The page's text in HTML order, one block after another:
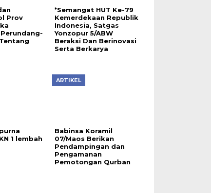
Prov
*Semangat HUT Ke-79
Kemerdekaan Republik
Indonesia, Satgas
Yonzopur 5/ABW
Beraksi Dan Berinovasi
Serta Berkarya
1 lembah
ARTIKEL
Babinsa Koramil
07/Maos Berikan
Pendampingan dan
Pengamanan
Pemotongan Qurban